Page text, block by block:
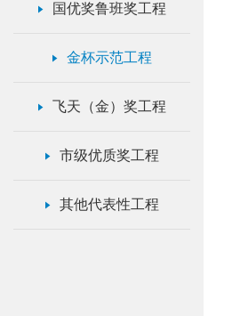
国优奖鲁班奖工程
金杯示范工程
飞天（金）奖工程
市级优质奖工程
其他代表性工程